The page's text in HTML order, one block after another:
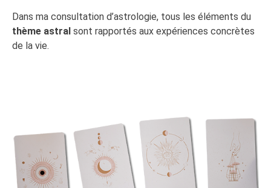
Dans ma consultation d’astrologie, tous les éléments du
thème astral sont rapportés aux expériences concrètes
de la vie.